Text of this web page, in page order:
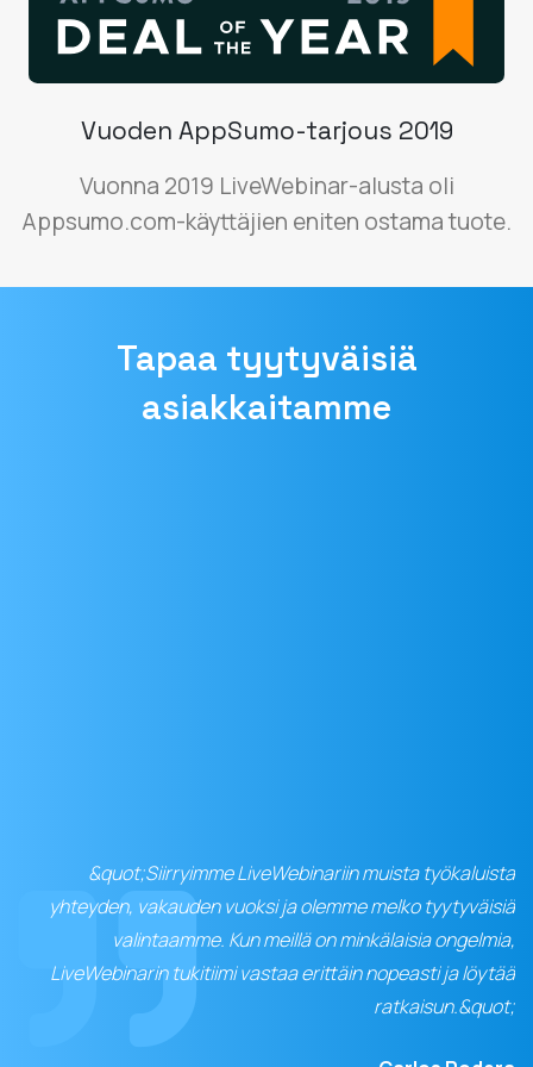
Vuoden AppSumo-tarjous 2019
Vuonna 2019 LiveWebinar-alusta oli
Appsumo.com-käyttäjien eniten ostama tuote.
Tapaa tyytyväisiä
asiakkaitamme
&quot;Siirryimme LiveWebinariin muista työkaluista
yhteyden, vakauden vuoksi ja olemme melko tyytyväisiä
valintaamme. Kun meillä on minkälaisia ongelmia,
LiveWebinarin tukitiimi vastaa erittäin nopeasti ja löytää
ratkaisun.&quot;